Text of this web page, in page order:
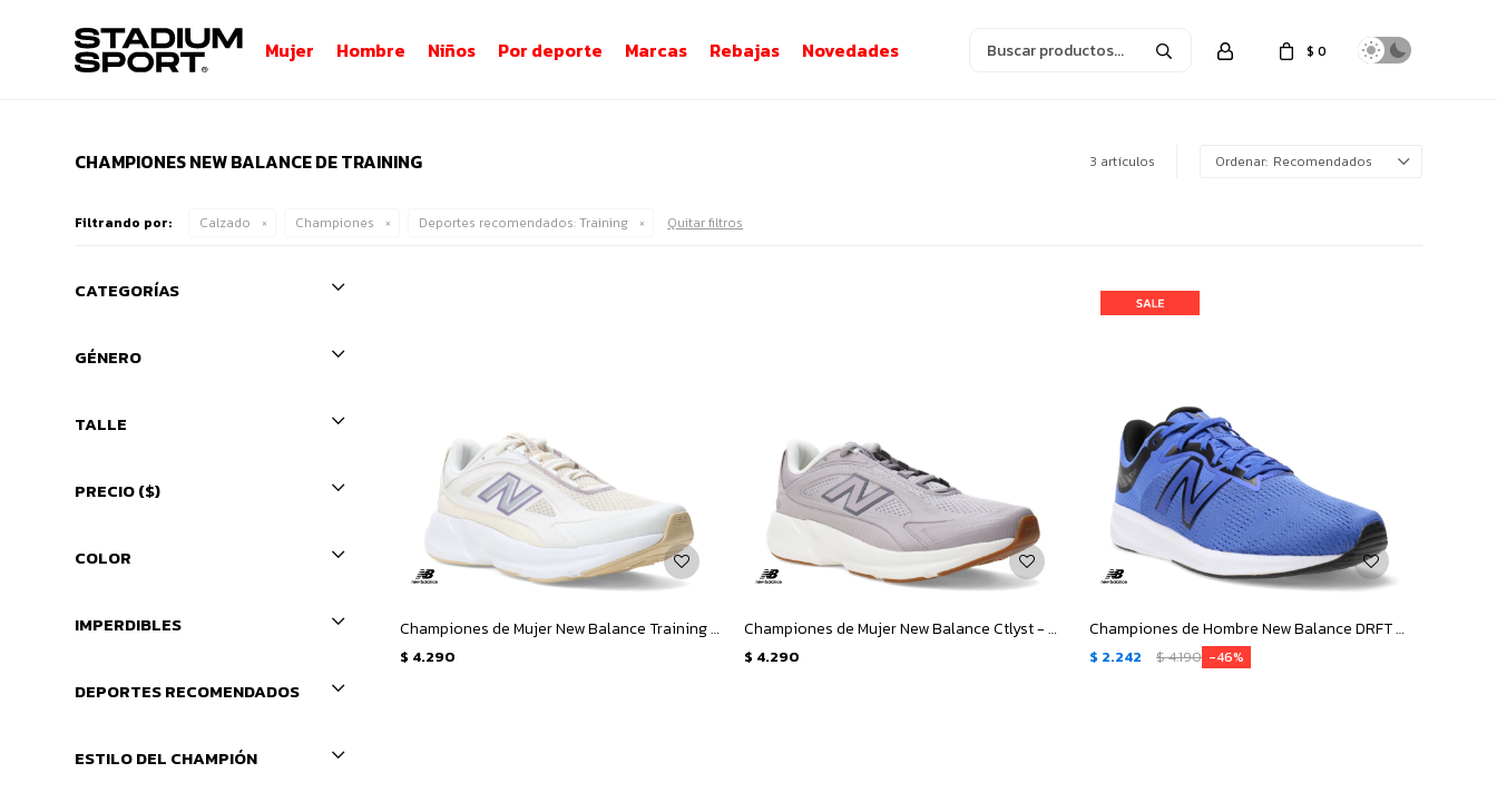
Mujer Hombre Niños Por deporte Marcas Rebajas Novedades $ 0
CHAMPIONES NEW BALANCE DE TRAINING 3 artículos Recomendados
Filtrando por: Calzado Championes Deportes recomendados:Training Quitar filtros
Championes de Mujer New Balance Training Cat - Beige - Blanco
$ 4.290
Championes de Mujer New Balance Ctlyst - Gris - Oscuro
$ 4.290
Championes de Hombre New Balance DRFT - Azul - Negro
$ 2.242 $4.190 46
CATEGORÍAS
GÉNERO
TALLE
PRECIO($)
COLOR
IMPERDIBLES
DEPORTES RECOMENDADOS
ESTILO DEL CHAMPIÓN